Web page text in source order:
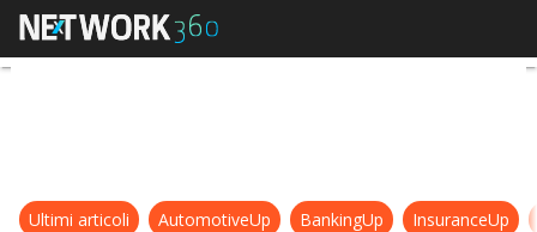
L’ascesa dei Solo founder: come
Ultimi articoli AutomotiveUp BankingUp InsuranceUp